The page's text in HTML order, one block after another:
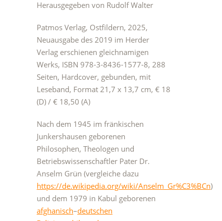
Herausgegeben von Rudolf Walter
Patmos Verlag, Ostfildern, 2025,
Neuausgabe des 2019 im Herder
Verlag erschienen gleichnamigen
Werks, ISBN 978-3-8436-1577-8, 288
Seiten, Hardcover, gebunden, mit
Leseband, Format 21,7 x 13,7 cm, € 18
(D) / € 18,50 (A)
Nach dem 1945 im fränkischen
Junkershausen geborenen
Philosophen, Theologen und
Betriebswissenschaftler Pater Dr.
Anselm Grün (vergleiche dazu
https://de.wikipedia.org/wiki/Anselm_Gr%C3%BCn)
und dem 1979 in Kabul geborenen
afghanisch–deutschen